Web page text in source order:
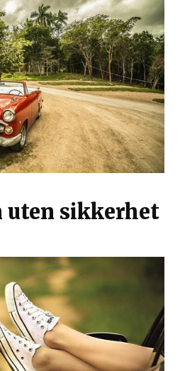
sikkerhet